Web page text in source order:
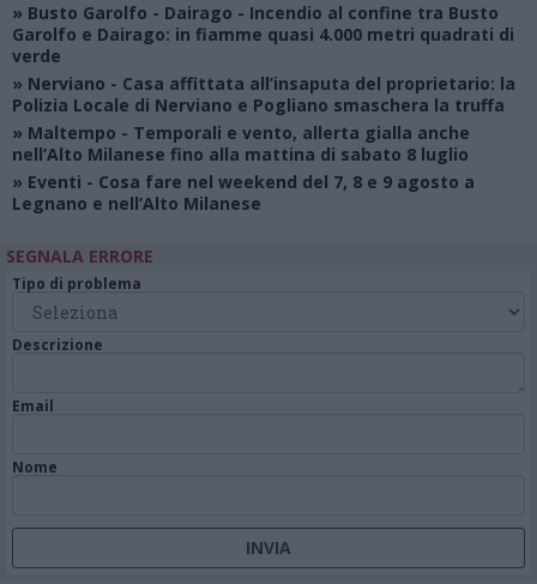
» Busto Garolfo - Dairago - Incendio al confine tra Busto
Garolfo e Dairago: in fiamme quasi 4.000 metri quadrati di
verde
» Nerviano - Casa affittata all’insaputa del proprietario: la
Polizia Locale di Nerviano e Pogliano smaschera la truffa
» Maltempo - Temporali e vento, allerta gialla anche
nell’Alto Milanese fino alla mattina di sabato 8 luglio
» Eventi - Cosa fare nel weekend del 7, 8 e 9 agosto a
Legnano e nell’Alto Milanese
SEGNALA ERRORE
Tipo di problema
Descrizione
Email
Nome